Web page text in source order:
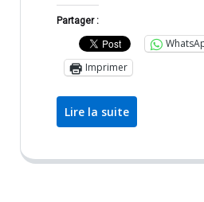
Partager :
Imprimer
Lire la suite